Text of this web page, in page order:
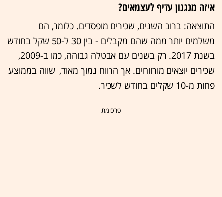
איזה מנגנון עדיף לעצמאים?
התוצאה: ברוב השנים, שכירים מופסדים. כלומר, הם
משלמים יותר ממה שהם מקבלים - בין 30 ל-50 שקל בחודש
בשנת 2017. רק בשנים עם אבטלה גבוהה, כמו ב-2009,
שכירים יוצאים מורווחים. אך הרווח נמוך מאוד, ושווה בממוצע
פחות מ-10 שקלים בחודש לשכיר.
- פרסומת -